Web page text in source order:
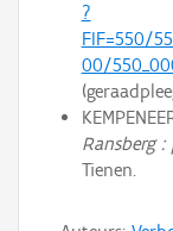
?
FIF=550/
00/
Ransberg
Tienen.